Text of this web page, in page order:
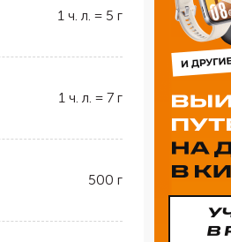
1 ч. л. = 5 г
1 ч. л. = 7 г
500 г